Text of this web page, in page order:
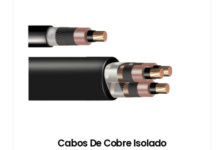
Cabos De Cobre Isolado